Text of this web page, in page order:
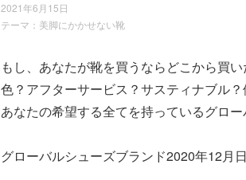
2021年6月15日
テーマ： 美脚にかかせない靴
もし、あなたが靴を買うならどこから買
色？アフターサービス？サスティナブル？
あなたの希望する全てを持っているグロ
グローバルシューズブランド2020年12月